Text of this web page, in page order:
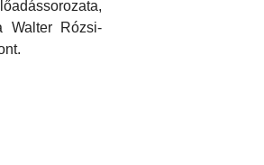
Walter Rózsi-